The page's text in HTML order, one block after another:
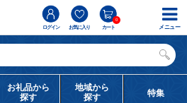
ログイン お気に入り カート
0
お礼品から
探す
地域から
探す
特集
メニュー